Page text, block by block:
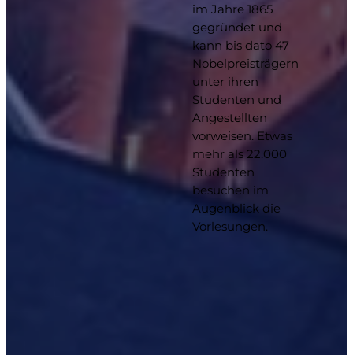
im Jahre 1865
gegründet und
kann bis dato 47
Nobelpreisträgern
unter ihren
Studenten und
Angestellten
vorweisen. Etwas
mehr als 22.000
Studenten
besuchen im
Augenblick die
Vorlesungen.